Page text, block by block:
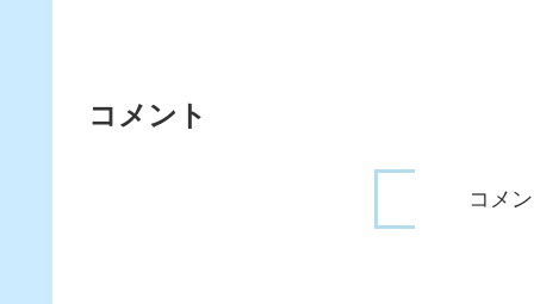
コメント
コメ